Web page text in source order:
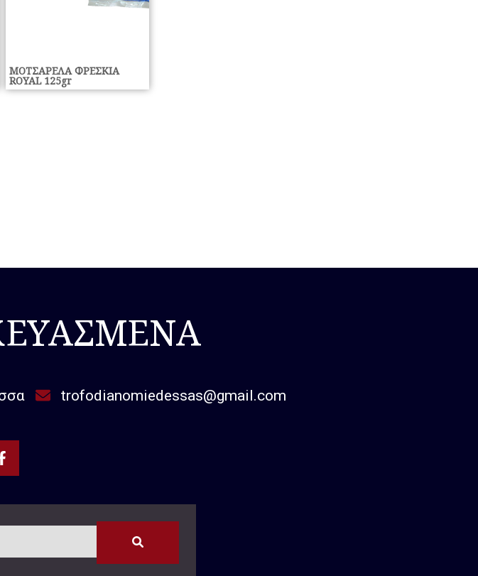
ΜΟΤΣΑΡΕΛΑ ΦΡΕΣΚΙΑ
ROYAL 125gr
trofodianomiedessas@gmail.com